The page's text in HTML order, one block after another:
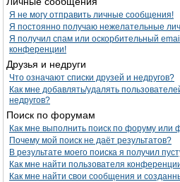
Я не могу отправить личные сообщения!
Я постоянно получаю нежелательные
Я получил спам или оскорбительный email
конференции!
Друзья и недруги
Что означают списки друзей и недругов?
Как мне добавлять/удалять
недругов?
Поиск по форумам
Как мне выполнить поиск по форуму или
Почему мой поиск не даёт результатов?
В результате моего поиска я получил
Как мне найти пользователя
Как мне найти свои сообщения и